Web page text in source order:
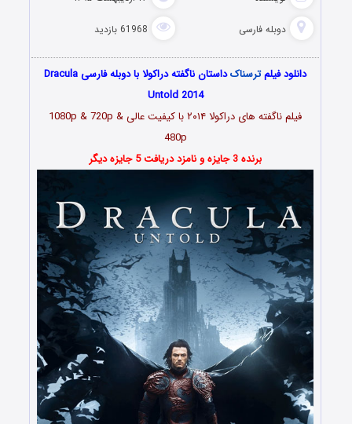
دوبله فارسی 61968 بازدید
دانلود فیلمترسناک
داستان ناگفته دراکولا با دوبله فارسی Dracula
Untold 2014
فیلم ناگفته های دراکولا ۲۰۱۴ با کیفیت عالی 1080p & 720p &
480p
برنده 3 جایزه و نامزد دریافت 5 جایزه دیگ
ر